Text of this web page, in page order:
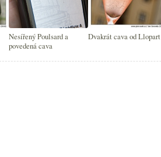
Nesířený Poulsard a
povedená cava
Dvakrát cava od Llopart